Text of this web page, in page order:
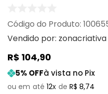
:
Vendido por: zonacriativa
R$ 104,90
5% OFFà vista no Pix
12 R$ 8,74